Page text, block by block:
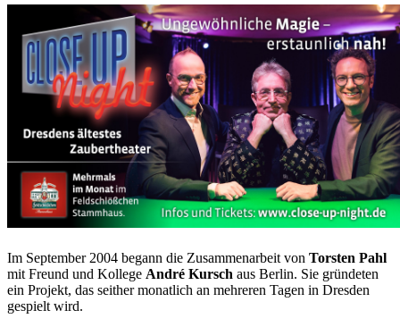
Im September 2004 begann die Zusammenarbeit von Torsten Pahl
mit Freund und Kollege André Kursch aus Berlin. Sie gründeten
ein Projekt, das seither monatlich an mehreren Tagen in Dresden
gespielt wird.